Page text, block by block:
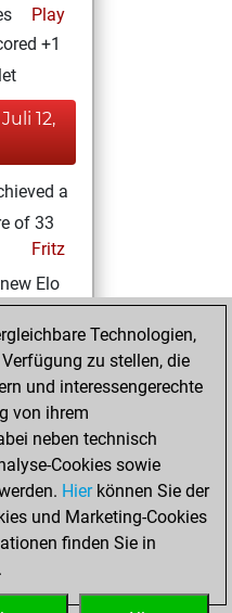
Play
+1
12,
a
of 33
Fritz
Elo
Juni
account
Studies
Technologien,
zu stellen, die
und interessengerechte
von ihrem
neben technisch
Cookies sowie
Hierkönnen Sie der
und Marketing-Cookies
finden Sie in
.